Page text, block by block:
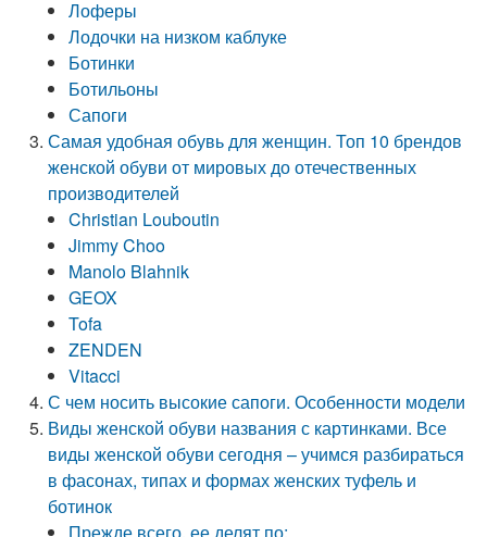
Лоферы
Лодочки на низком каблуке
Ботинки
Ботильоны
Сапоги
Самая удобная обувь для женщин. Топ 10 брендов
женской обуви от мировых до отечественных
производителей
Christian Louboutin
Jimmy Choo
Manolo Blahnik
GEOX
Tofa
ZENDEN
Vitacci
С чем носить высокие сапоги. Особенности модели
Виды женской обуви названия с картинками. Все
виды женской обуви сегодня – учимся разбираться
в фасонах, типах и формах женских туфель и
ботинок